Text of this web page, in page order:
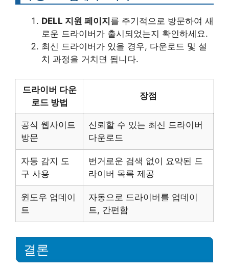
DELL 지원 페이지 를 주기적으로 방문하여 새
로운 드라이버가 출시되었는지 확인하세요.
최신 드라이버가 있을 경우, 다운로드 및 설
치 과정을 거치면 됩니다.
드라이버 다운
로드 방법
장점
공식 웹사이트
방문
신뢰할 수 있는 최신 드라이버
다운로드
자동 감지 도
구 사용
번거로운 검색 없이 요약된 드
라이버 목록 제공
윈도우 업데이
트
자동으로 드라이버를 업데이
트, 간편함
결론